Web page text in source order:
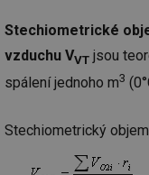
Stechiometrické
vzduchu VVT jsou
spálení jednoho m3
Stechiometrický